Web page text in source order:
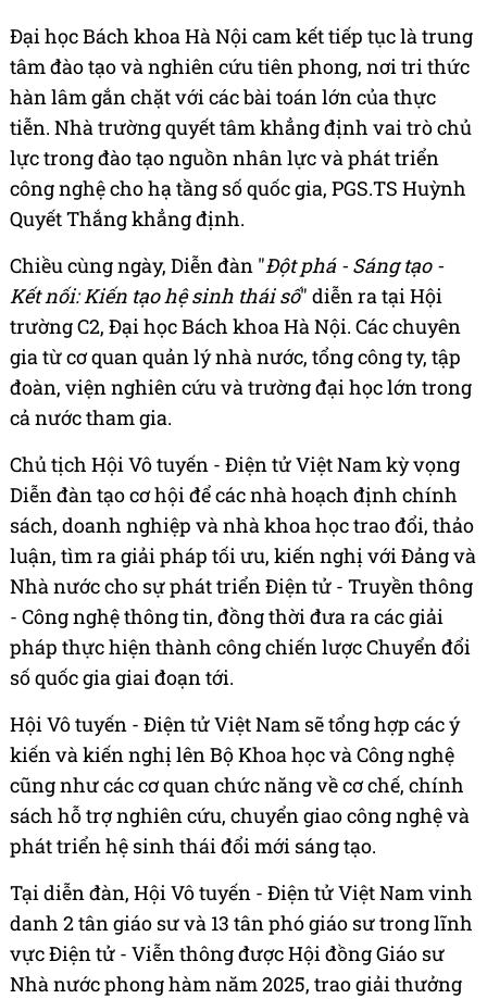
Đại học Bách khoa Hà Nội cam kết tiếp tục là trung
tâm đào tạo và nghiên cứu tiên phong, nơi tri thức
hàn lâm gắn chặt với các bài toán lớn của thực
tiễn. Nhà trường quyết tâm khẳng định vai trò chủ
lực trong đào tạo nguồn nhân lực và phát triển
công nghệ cho hạ tầng số quốc gia, PGS.TS Huỳnh
Quyết Thắng khẳng định.
Chiều cùng ngày, Diễn đàn "Đột phá - Sáng tạo -
Kết nối: Kiến tạo hệ sinh thái số" diễn ra tại Hội
trường C2, Đại học Bách khoa Hà Nội. Các chuyên
gia từ cơ quan quản lý nhà nước, tổng công ty, tập
đoàn, viện nghiên cứu và trường đại học lớn trong
cả nước tham gia.
Chủ tịch Hội Vô tuyến - Điện tử Việt Nam kỳ vọng
Diễn đàn tạo cơ hội để các nhà hoạch định chính
sách, doanh nghiệp và nhà khoa học trao đổi, thảo
luận, tìm ra giải pháp tối ưu, kiến nghị với Đảng và
Nhà nước cho sự phát triển Điện tử - Truyền thông
- Công nghệ thông tin, đồng thời đưa ra các giải
pháp thực hiện thành công chiến lược Chuyển đổi
số quốc gia giai đoạn tới.
Hội Vô tuyến - Điện tử Việt Nam sẽ tổng hợp các ý
kiến và kiến nghị lên Bộ Khoa học và Công nghệ
cũng như các cơ quan chức năng về cơ chế, chính
sách hỗ trợ nghiên cứu, chuyển giao công nghệ và
phát triển hệ sinh thái đổi mới sáng tạo.
Tại diễn đàn, Hội Vô tuyến - Điện tử Việt Nam vinh
danh 2 tân giáo sư và 13 tân phó giáo sư trong lĩnh
vực Điện tử - Viễn thông được Hội đồng Giáo sư
Nhà nước phong hàm năm 2025, trao giải thưởng